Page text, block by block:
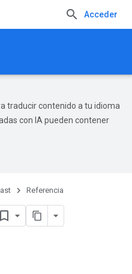
Acceder
traducir contenido a tu idioma
con IA pueden contener
Referencia